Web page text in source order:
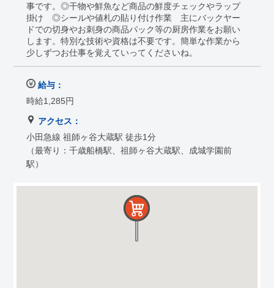
事です。◎干物や鮮魚など商品の鮮度チェックやラップ
掛け ◎シールや値札の貼り付け作業 主にバックヤー
ドでの切身やお刺身の商品パック等の厨房作業をお願い
します。特別な技術や資格は不要です。簡単な作業から
少しずつお仕事を覚えていってくださいね。
給与：
時給1,285円
アクセス：
小田急線 祖師ヶ谷大蔵駅 徒歩1分
（最寄り：千歳船橋駅、祖師ヶ谷大蔵駅、成城学園前
駅）